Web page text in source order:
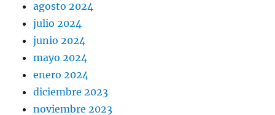
agosto 2024
julio 2024
junio 2024
mayo 2024
enero 2024
diciembre 2023
noviembre 2023